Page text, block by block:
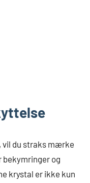
vil du straks mærke
bekymringer og
krystal er ikke kun